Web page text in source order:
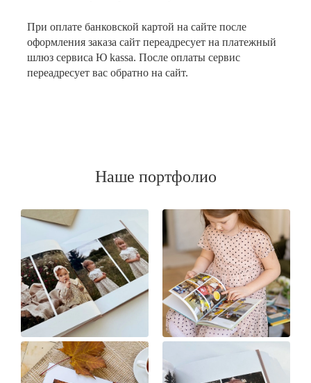
При оплате банковской картой на сайте после
оформления заказа сайт переадресует на платежный
шлюз сервиса Ю kassa. После оплаты сервис
переадресует вас обратно на сайт.
Наше портфолио